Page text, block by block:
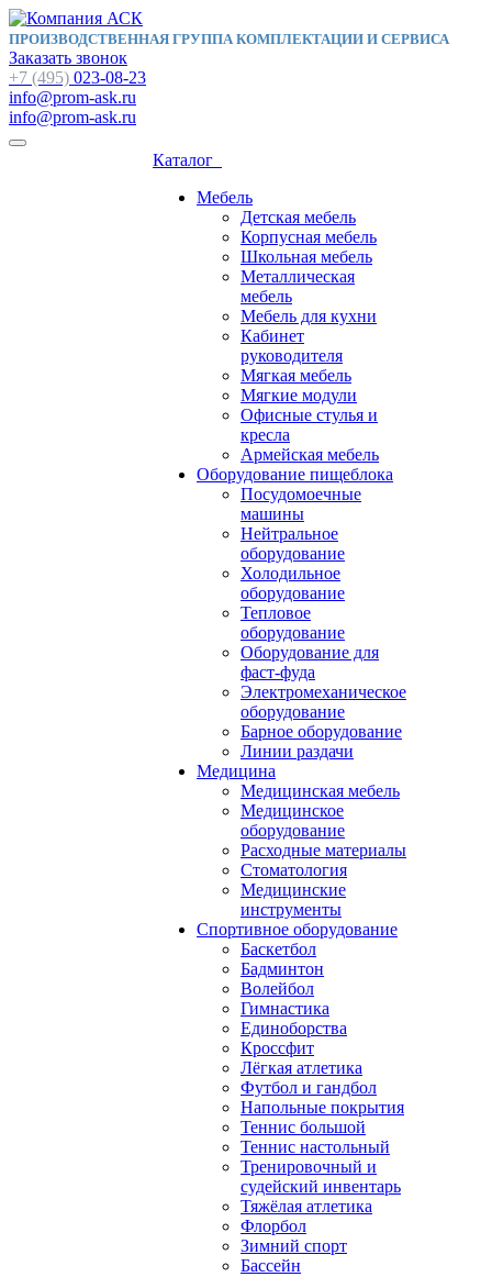
ПРОИЗВОДСТВЕННАЯ ГРУППА КОМПЛЕКТАЦИИ И СЕРВИСА
Заказать звонок
+7 (495) 023-08-23
info@prom-ask.ru
info@prom-ask.ru
Каталог
Мебель
Детская мебель
Корпусная мебель
Школьная мебель
Металлическая
мебель
Мебель для кухни
Кабинет
руководителя
Мягкая мебель
Мягкие модули
Офисные стулья и
кресла
Армейская мебель
Оборудование пищеблока
Посудомоечные
машины
Нейтральное
оборудование
Холодильное
оборудование
Тепловое
оборудование
Оборудование для
фаст-фуда
Электромеханическое
оборудование
Барное оборудование
Линии раздачи
Медицина
Медицинская мебель
Медицинское
оборудование
Расходные материалы
Стоматология
Медицинские
инструменты
Спортивное оборудование
Баскетбол
Бадминтон
Волейбол
Гимнастика
Единоборства
Кроссфит
Лёгкая атлетика
Футбол и гандбол
Напольные покрытия
Теннис большой
Теннис настольный
Тренировочный и
судейский инвентарь
Тяжёлая атлетика
Флорбол
Зимний спорт
Бассейн